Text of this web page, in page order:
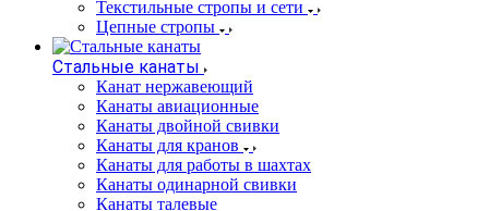
Текстильные стропы и сети
Цепные стропы
Стальные канаты
Канат нержавеющий
Канаты авиационные
Канаты двойной свивки
Канаты для кранов
Канаты для работы в шахтах
Канаты одинарной свивки
Канаты талевые